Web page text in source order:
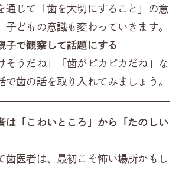
じて「歯を大切にすること」の意
子どもの意識も変わっていきます。
子で観察して話題にする
うだね」「歯がピカピカだね」な
で歯の話を取り入れてみましょう。
は「こわいところ」から「たのしい
歯医者は、最初こそ怖い場所かもし